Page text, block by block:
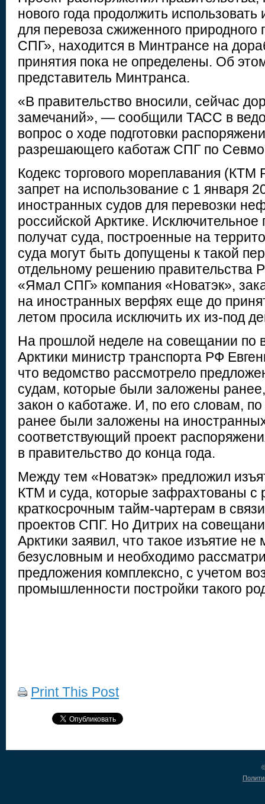
нового года продолжить
для перевоза сжиженного природного
СПГ», находится в Минтрансе на
принятия пока не определены. Об
представитель Минтранса.
«В правительство вносили, сейчас
замечаний», — сообщили ТАСС в
вопрос о ходе подготовки
разрешающего каботаж СПГ по
Кодекс торгового мореплавания (КТМ
запрет на использование с 1 января
иностранных судов для перевозки
российской Арктике.
получат суда, построенные на
суда могут быть допущены к такой
отдельному решению правительства
«Ямал СПГ» компания «Новатэк»,
на иностранных верфях еще до
летом просила исключить их из-под
На прошлой неделе на совещании по
Арктики министр транспорта РФ
что ведомство рассмотрело
судам, которые были заложены
закон о каботаже. И, по его словам,
ранее были заложены на
соответствующий проект
в правительство до конца года.
Между тем «Новатэк» предложил
КТМ и суда, которые зафрахтованы с
краткосрочным тайм-чартерам в
проектов СПГ. Но Дитрих на
Арктики заявил, что такое изъятие не
безусловным и необходимо
предложения комплексно, с учетом
промышленности постройки такого
Print This Post